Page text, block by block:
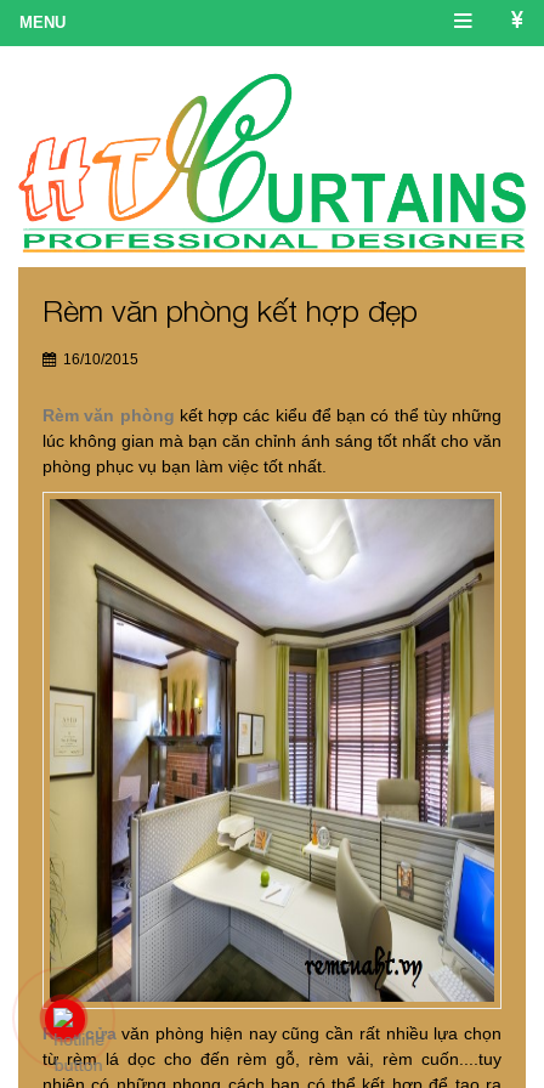
Rèm văn phòng kết hợp đẹp
16/10/2015
Rèm văn phòng kết hợp các kiểu để bạn có thể tùy những
lúc không gian mà bạn căn chỉnh ánh sáng tốt nhất cho văn
phòng phục vụ bạn làm việc tốt nhất.
Rèm cửa văn phòng hiện nay cũng cần rất nhiều lựa chọn
từ rèm lá dọc cho đến rèm gỗ, rèm vải, rèm cuốn....tuy